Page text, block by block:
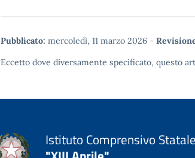
Pubblicato: mercoledì, 11 marzo 2026 -
Eccetto dove diversamente specificato, questo
Istituto Comprensivo Statale